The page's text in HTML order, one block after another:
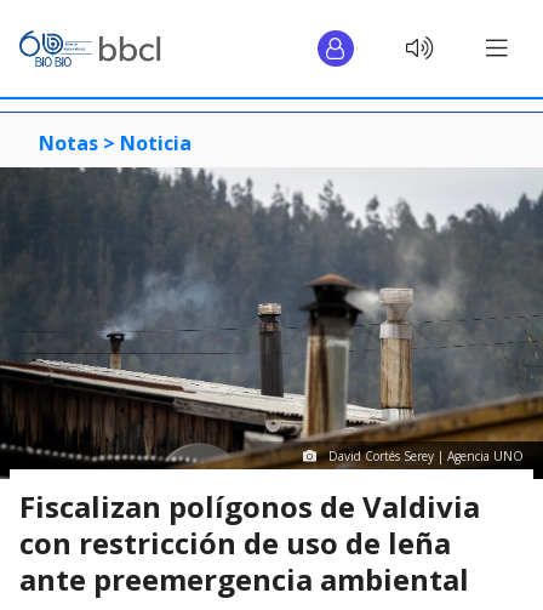
Notas > Noticia
David Cortés Serey | Agencia UNO
Fiscalizan polígonos de Valdivia
con restricción de uso de leña
ante preemergencia ambiental